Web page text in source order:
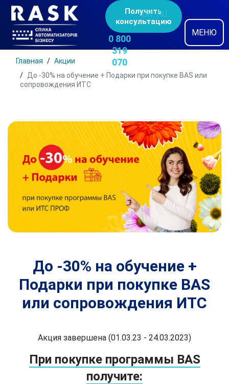
Получить
консультацию
0 800
319
070
UK RU
МЕНЮ
Главная
Акции
До -30% на обучение + Подарки при покупке BAS или
сопровождения ИТС
До -30% на обучение +
Подарки при покупке BAS
или сопровождения ИТС
Акция завершена (01.03.23 - 24.03.2023)
При покупке программы BAS
получите: